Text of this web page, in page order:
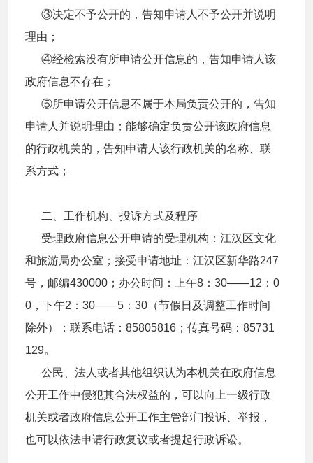
③决定不予公开的，告知申请人不予公开并说明
理由；
④经检索没有所申请公开信息的，告知申请人该
政府信息不存在；
⑤所申请公开信息不属于本局负责公开的，告知
申请人并说明理由；能够确定负责公开该政府信息
的行政机关的，告知申请人该行政机关的名称、联
系方式；
二、工作机构、投诉方式及程序
受理政府信息公开申请的受理机构：江汉区文化
和旅游局办公室；接受申请地址：江汉区新华路247
号，邮编430000 ；办公时间：上午8 ： 30――12 ： 0
0 ，下午2 ： 30――5 ： 30 （节假日及调整工作时间
除外）；联系电话： 85805816 ；传真号码： 85731
129。
公民、法人或者其他组织认为本机关在政府信息
公开工作中侵犯其合法权益的，可以向上一级行政
机关或者政府信息公开工作主管部门投诉、举报，
也可以依法申请行政复议或者提起行政诉讼。